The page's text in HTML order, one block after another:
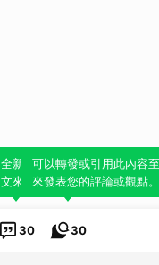
30
全新體驗！一鍵引用此內容，
文來輕鬆表達個人立場。
30
可以轉發或引用此內容
來發表您的評論或觀點。